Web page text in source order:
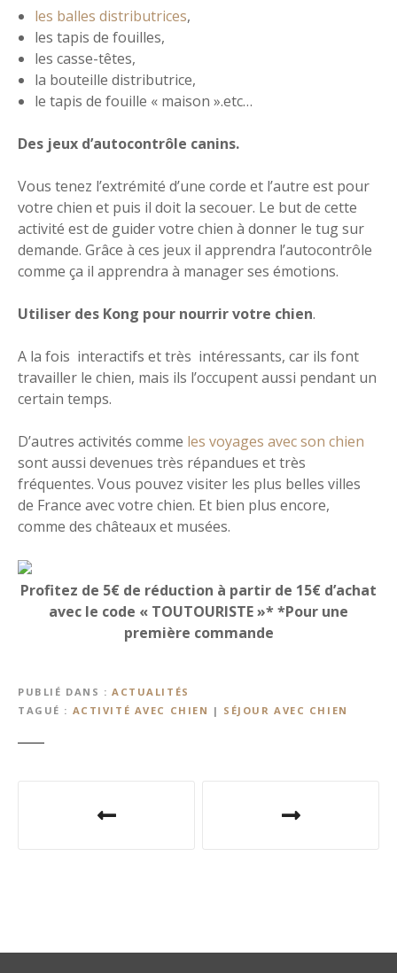
les balles distributrices,
les tapis de fouilles,
les casse-têtes,
la bouteille distributrice,
le tapis de fouille « maison ».etc…
Des jeux d’autocontrôle canins.
Vous tenez l’extrémité d’une corde et l’autre est pour
votre chien et puis il doit la secouer. Le but de cette
activité est de guider votre chien à donner le tug sur
demande. Grâce à ces jeux il apprendra l’autocontrôle
comme ça il apprendra à manager ses émotions.
Utiliser des Kong pour nourrir votre chien.
A la fois interactifs et très intéressants, car ils font
travailler le chien, mais ils l’occupent aussi pendant un
certain temps.
D’autres activités comme les voyages avec son chien
sont aussi devenues très répandues et très
fréquentes. Vous pouvez visiter les plus belles villes
de France avec votre chien. Et bien plus encore,
comme des châteaux et musées.
Profitez de 5€ de réduction à partir de 15€ d’achat
avec le code « TOUTOURISTE »* *Pour une
première commande
PUBLIÉ DANS
ACTUALITÉS
TAGUÉ
ACTIVITÉ AVEC CHIEN | SÉJOUR AVEC CHIEN